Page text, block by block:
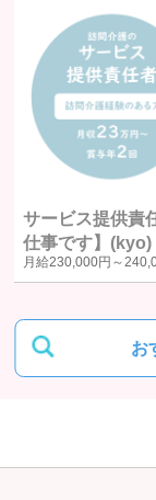
統計処理されたデ
当社は、提供を受
した統計データを作
ータについては、
ご質問及びご苦情
下記の窓口にご連絡
大阪府松
電話番号
お
サービス提供責
仕事です】(kyo)
月給230,000円～